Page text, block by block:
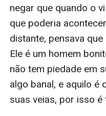
negar que quando o
que poderia
distante, pensava
Ele é um homem
não tem piedade em
algo banal, e aquilo é
suas veias, por isso é